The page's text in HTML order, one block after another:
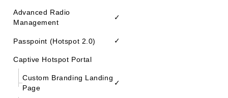
Advanced Radio
Management
✓
Passpoint (Hotspot 2.0) ✓
Captive Hotspot Portal
Custom Branding Landing
Page
✓